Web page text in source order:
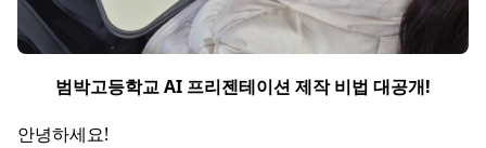
범박고등학교 AI 프리젠테이션 제작 비법 대공개!
안녕하세요!